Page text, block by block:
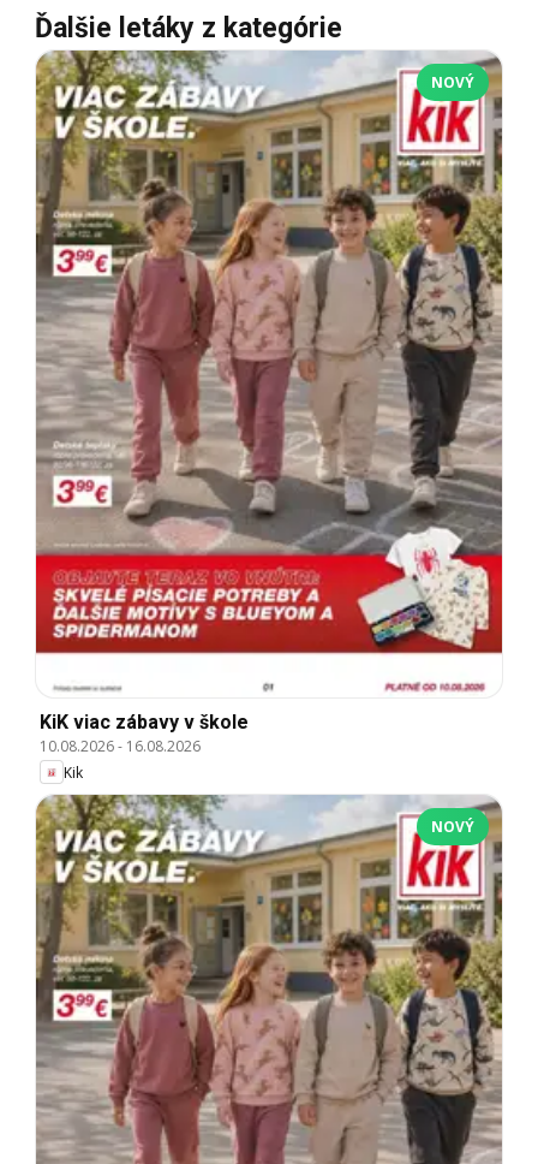
Ďalšie letáky z kategórie
NOVÝ
KiK viac zábavy v škole
10.08.2026- 16.08.2026
Kik
NOVÝ